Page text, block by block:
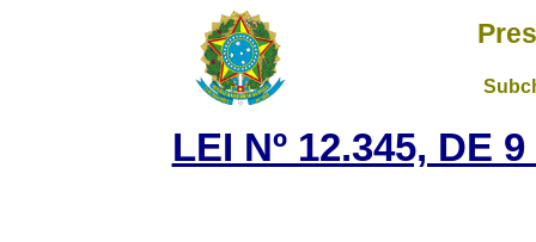
LEI Nº 12.345, DE